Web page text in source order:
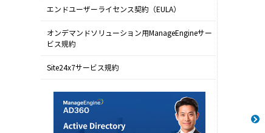
エンドユーザーライセンス契約（EULA）
オンデマンドソリューション用ManageEngineサー
ビス規約
Site24x7サービス規約